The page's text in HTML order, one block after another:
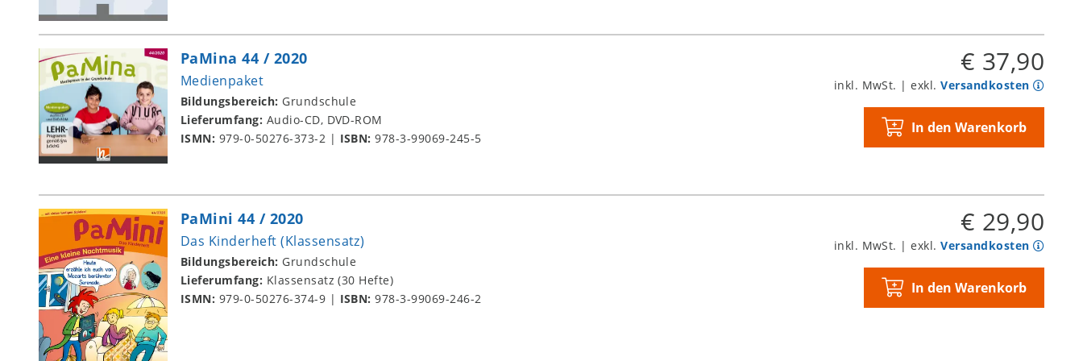
PaMina 44 / 2020
Medienpaket
Bildungsbereich: Grundschule
Lieferumfang: Audio-CD, DVD-ROM
ISMN: 979-0-50276-373-2 | ISBN:978-3-99069-245-5
€ 37,90
inkl. MwSt. | exkl.Versandkosten
In den Warenkorb
PaMini 44 / 2020
Das Kinderheft (Klassensatz)
Bildungsbereich: Grundschule
Lieferumfang: Klassensatz (30 Hefte)
ISMN: 979-0-50276-374-9 | ISBN:978-3-99069-246-2
€ 29,90
inkl. MwSt. | exkl.Versandkosten
In den Warenkorb